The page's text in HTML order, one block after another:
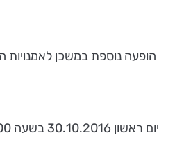
הופעה נוספת במשכן
יום ראשון 30.10.2016 בשעה 20:00